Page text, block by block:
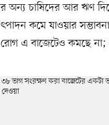
অন্য চাষিদের আর ঋণ
কমে যাওয়ার
রোগ এ বাজেটেও কমছে